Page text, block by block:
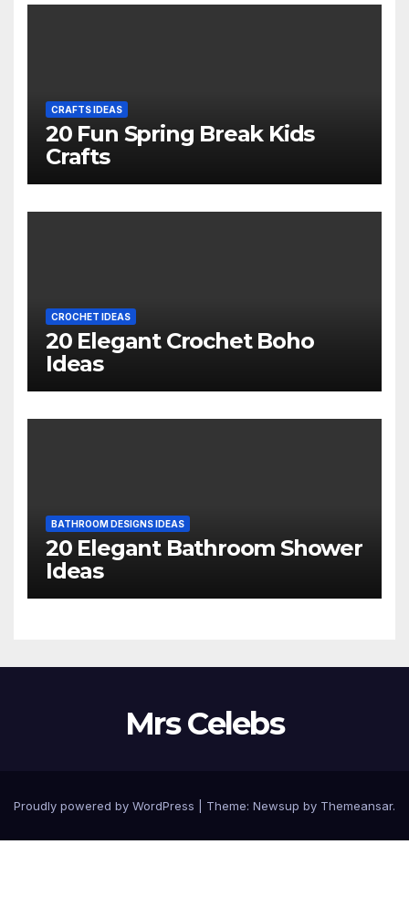
CRAFTS IDEAS
20 Fun Spring Break Kids
Crafts
CROCHET IDEAS
20 Elegant Crochet Boho
Ideas
BATHROOM DESIGNS IDEAS
20 Elegant Bathroom Shower
Ideas
Mrs Celebs
Proudly powered by WordPress Theme: Newsup by Themeansar.